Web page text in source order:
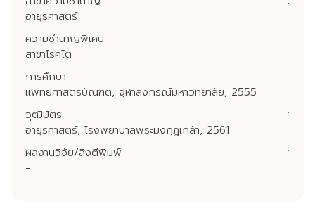
อายุรศาสตร์
ความชำนาญพิเศษ
:
สาขาโรคไต
การศึกษา
:
แพทยศาสตรบัณฑิต, จุฬาลงกรณ์มหาวิทยาลัย, 2555
วุฒิบัตร
:
อายุรศาสตร์, โรงพยาบาลพระมงกุฎเกล้า, 2561
ผลงานวิจัย/สิ่งตีพิมพ์
:
-